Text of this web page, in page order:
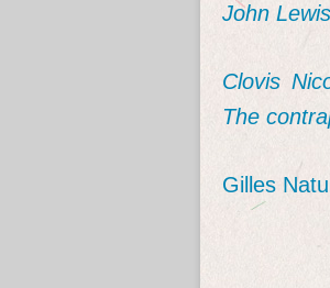
John Lewis
Clovis
The
Gilles